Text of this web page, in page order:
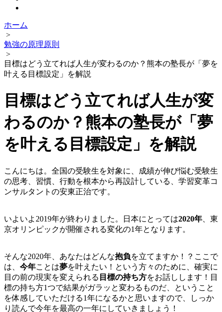
ホーム
>
勉強の原理原則
>
目標はどう立てれば人生が変わるのか？熊本の塾長が「夢を
叶える目標設定」を解説
目標はどう立てれば人生が変
わるのか？熊本の塾長が「夢
を叶える目標設定」を解説
こんにちは。全国の受験生を対象に、成績が伸び悩む受験生
の思考、習慣、行動を根本から再設計している、学習変革コ
ンサルタントの安東正治です。
いよいよ2019年が終わりました。日本にとっては2020年 、東
京オリンピックが開催される変化の1年となります。
そんな2020年、あなたはどんな抱負を立てますか！？ここで
は、 今年ことは夢を叶えたい！という方々のために、確実に
目の前の現実を変えられる 目標の持ち方をお話しします！目
標の持ち方1つで結果がガラッと変わるものだ、ということ
を体感していただける1年になるかと思いますので、しっか
り読んで今年を最高の一年にしていきましょう！